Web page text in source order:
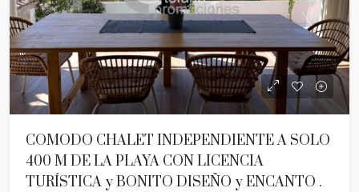
COMODO CHALET INDEPENDIENTE A SOLO
400 M DE LA PLAYA CON LICENCIA
TURÍSTICA y BONITO DISEÑO y ENCANTO .